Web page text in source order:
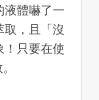
體嚇了一
，且「沒
只要在使